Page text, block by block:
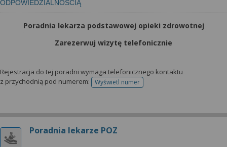
ODPOWIEDZIALNOŚCIĄ
Poradnia lekarza podstawowej opieki zdrowotnej
Zarezerwuj wizytę telefonicznie
Rejestracja do tej poradni wymaga telefonicznego kontaktu
z przychodnią pod numerem:
Wyświetl numertelefonu do rejestracji
Poradnia lekarze POZ